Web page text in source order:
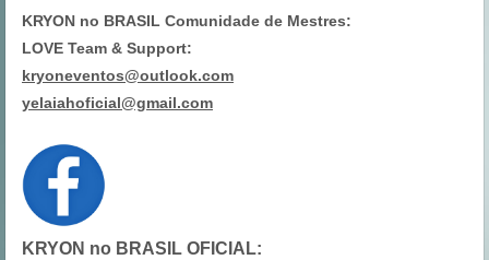
KRYON no BRASIL Comunidade de Mestres:
LOVE Team & Support:
kryoneventos@outlook.com
yelaiahoficial@gmail.com
KRYON no BRASIL OFICIAL: